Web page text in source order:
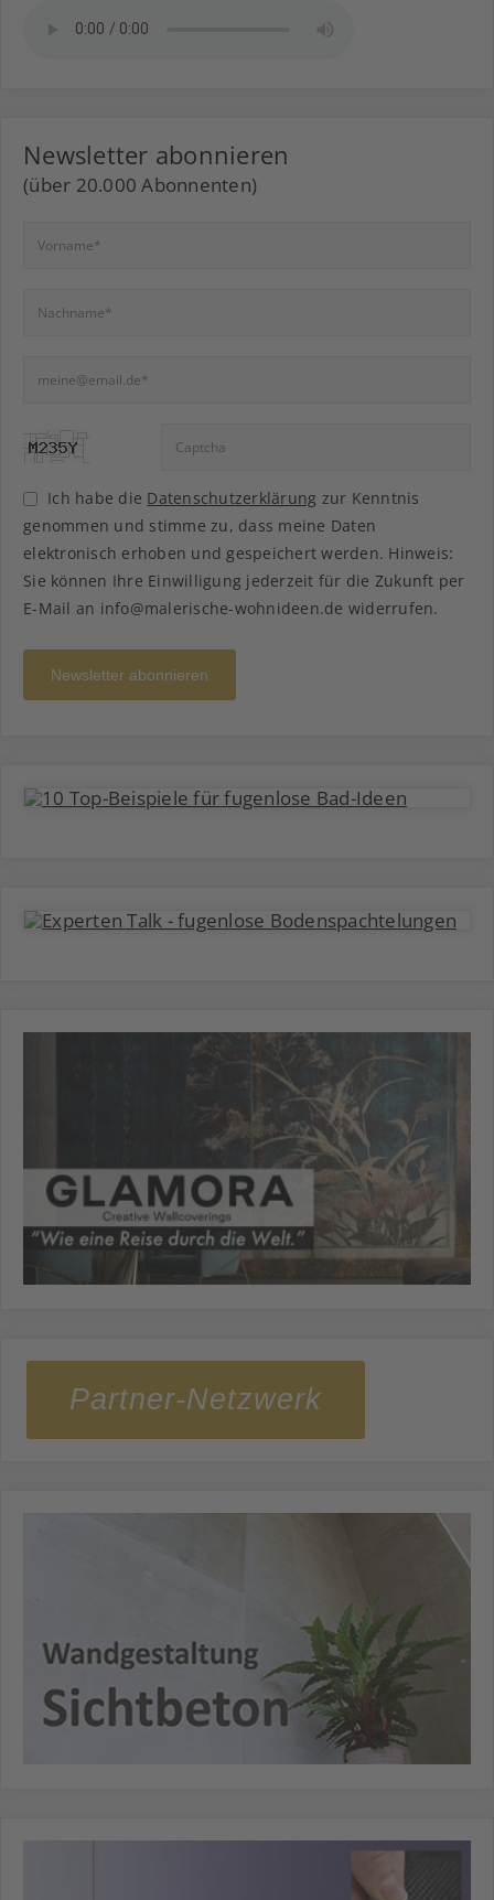
Newsletter abonnieren
(über 20.000 Abonnenten)
Ich habe die Datenschutzerklärung zur Kenntnis
genommen und stimme zu, dass meine Daten
elektronisch erhoben und gespeichert werden. Hinweis:
Sie können Ihre Einwilligung jederzeit für die Zukunft per
E-Mail an info@malerische-wohnideen.de widerrufen.
Partner-Netzwerk